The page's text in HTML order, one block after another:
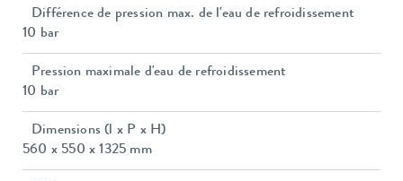
Différence de pression max. de l'eau de refroidissement
10 bar
Pression maximale d'eau de refroidissement
10 bar
Dimensions (l x P x H)
560 x 550 x 1325 mm